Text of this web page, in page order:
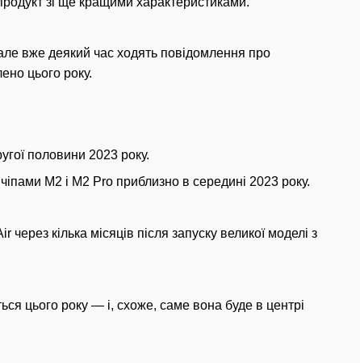
вже деякий час ходять повідомлення про
цього року.
половини 2023 року.
M2 і M2 Pro приблизно в середині 2023 року.
кілька місяців після запуску великої моделі з
цього року — і, схоже, саме вона буде в центрі